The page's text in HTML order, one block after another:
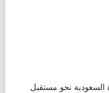
العملاق شاهين 3: قفزة السعودية نحو مستقبل